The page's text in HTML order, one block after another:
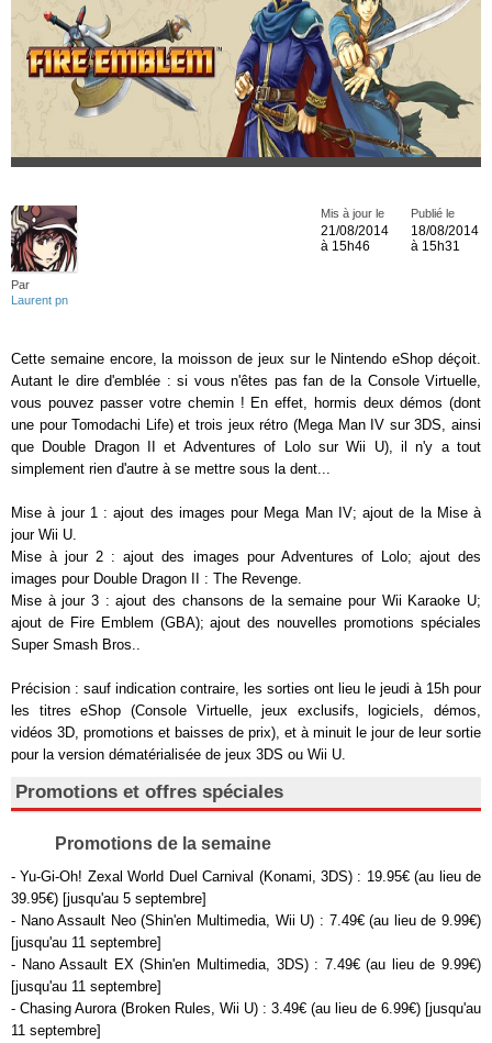
Par
Laurent pn
Publié le
18/08/2014
à 15h31
Mis à jour le
21/08/2014
à 15h46
Cette semaine encore, la moisson de jeux sur le Nintendo eShop déçoit.
Autant le dire d'emblée : si vous n'êtes pas fan de la Console Virtuelle,
vous pouvez passer votre chemin ! En effet, hormis deux démos (dont
une pour Tomodachi Life) et trois jeux rétro (Mega Man IV sur 3DS, ainsi
que Double Dragon II et Adventures of Lolo sur Wii U), il n'y a tout
simplement rien d'autre à se mettre sous la dent...
Mise à jour 1 : ajout des images pour Mega Man IV; ajout de la Mise à
jour Wii U.
Mise à jour 2 : ajout des images pour Adventures of Lolo; ajout des
images pour Double Dragon II : The Revenge.
Mise à jour 3 : ajout des chansons de la semaine pour Wii Karaoke U;
ajout de Fire Emblem (GBA); ajout des nouvelles promotions spéciales
Super Smash Bros..
Précision : sauf indication contraire, les sorties ont lieu le jeudi à 15h pour
les titres eShop (Console Virtuelle, jeux exclusifs, logiciels, démos,
vidéos 3D, promotions et baisses de prix), et à minuit le jour de leur sortie
pour la version dématérialisée de jeux 3DS ou Wii U.
Promotions et offres spéciales
Promotions de la semaine
- Yu-Gi-Oh! Zexal World Duel Carnival (Konami, 3DS) : 19.95€ (au lieu de
39.95€) [jusqu'au 5 septembre]
- Nano Assault Neo (Shin'en Multimedia, Wii U) : 7.49€ (au lieu de 9.99€)
[jusqu'au 11 septembre]
- Nano Assault EX (Shin'en Multimedia, 3DS) : 7.49€ (au lieu de 9.99€)
[jusqu'au 11 septembre]
- Chasing Aurora (Broken Rules, Wii U) : 3.49€ (au lieu de 6.99€) [jusqu'au
11 septembre]